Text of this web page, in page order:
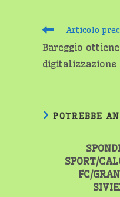
Leggi
articoli
Articolo
Bareggio
digitalizzazione
POTREBBE
SPORT/
FC/